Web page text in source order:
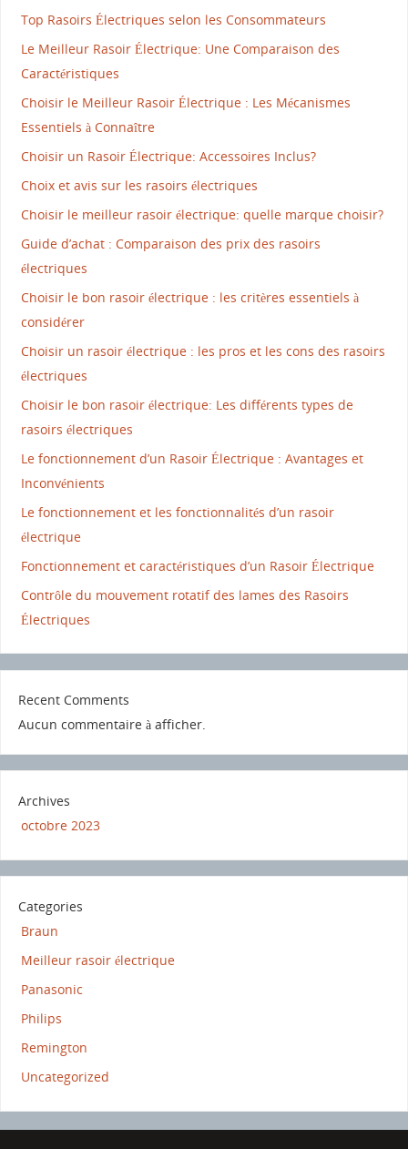
Top Rasoirs Électriques selon les Consommateurs
Le Meilleur Rasoir Électrique: Une Comparaison des
Caractéristiques
Choisir le Meilleur Rasoir Électrique : Les Mécanismes
Essentiels à Connaître
Choisir un Rasoir Électrique: Accessoires Inclus?
Choix et avis sur les rasoirs électriques
Choisir le meilleur rasoir électrique: quelle marque choisir?
Guide d’achat : Comparaison des prix des rasoirs
électriques
Choisir le bon rasoir électrique : les critères essentiels à
considérer
Choisir un rasoir électrique : les pros et les cons des rasoirs
électriques
Choisir le bon rasoir électrique: Les différents types de
rasoirs électriques
Le fonctionnement d’un Rasoir Électrique : Avantages et
Inconvénients
Le fonctionnement et les fonctionnalités d’un rasoir
électrique
Fonctionnement et caractéristiques d’un Rasoir Électrique
Contrôle du mouvement rotatif des lames des Rasoirs
Électriques
Recent Comments
Aucun commentaire à afficher.
Archives
octobre 2023
Categories
Braun
Meilleur rasoir électrique
Panasonic
Philips
Remington
Uncategorized